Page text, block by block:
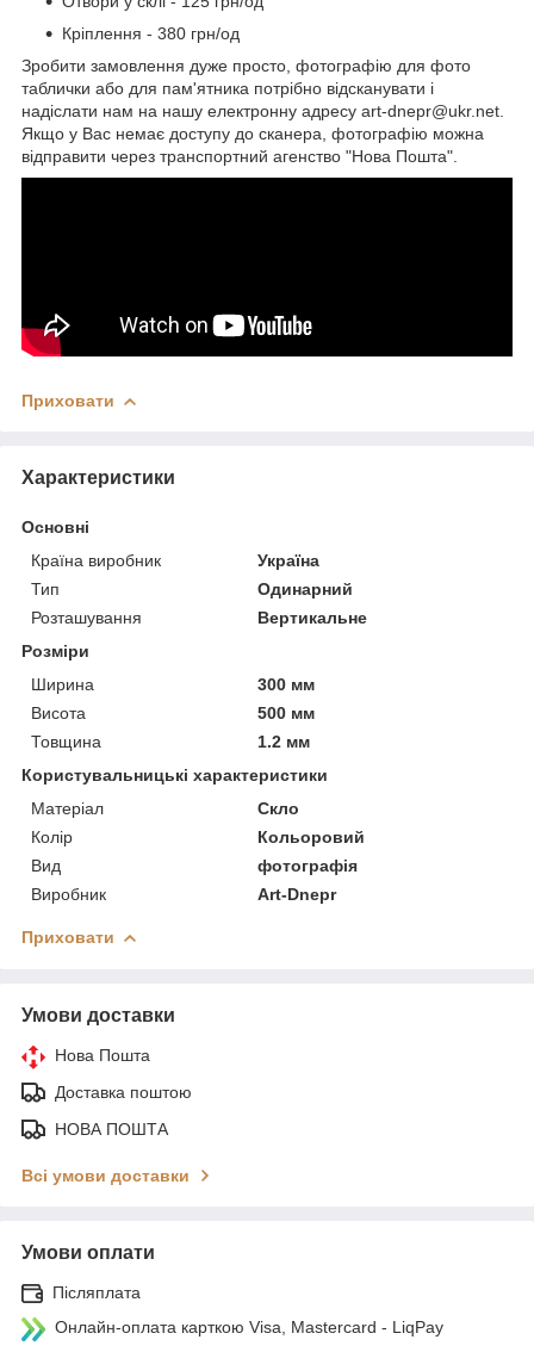
Кріплення - 380 грн/од
Зробити замовлення дуже просто, фотографію для фото
таблички або для пам'ятника потрібно відсканувати і
надіслати нам на нашу електронну адресу art-dnepr@ukr.net.
Якщо у Вас немає доступу до сканера, фотографію можна
відправити через транспортний агенство "Нова Пошта".
Приховати
Характеристики
Основні
Країна виробник
Україна
Тип
Одинарний
Розташування
Вертикальне
Розміри
Ширина
300 мм
Висота
500 мм
Товщина
1.2 мм
Користувальницькі характеристики
Матеріал
Скло
Колір
Кольоровий
Вид
фотографія
Виробник
Art-Dnepr
Приховати
Умови доставки
Нова Пошта
Доставка поштою
НОВА ПОШТА
Всі умови доставки
Умови оплати
Післяплата
Онлайн-оплата карткою Visa, Mastercard - LiqPay